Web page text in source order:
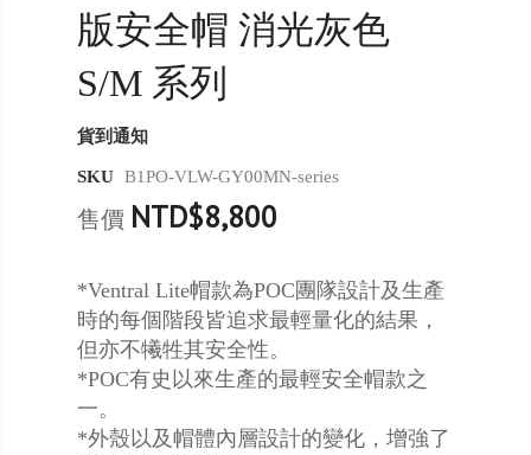
版安全帽 消光灰色
S/M 系列
貨到通知
SKU B1PO-VLW-GY00MN-series
售價 NTD$8,800
*Ventral Lite帽款為POC團隊設計及生產
時的每個階段皆追求最輕量化的結果，
但亦不犧牲其安全性。
*POC有史以來生產的最輕安全帽款之
一。
*外殼以及帽體內層設計的變化，增強了